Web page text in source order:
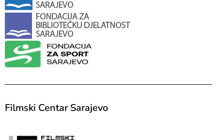
Filmski Centar Sarajevo